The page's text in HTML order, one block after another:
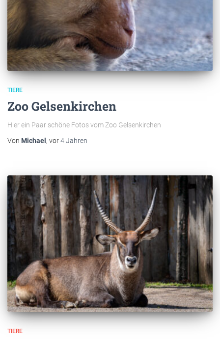
TIERE
Zoo Gelsenkirchen
Hier ein Paar schöne Fotos vom Zoo Gelsenkirchen
Von Michael , vor4 Jahren
TIERE